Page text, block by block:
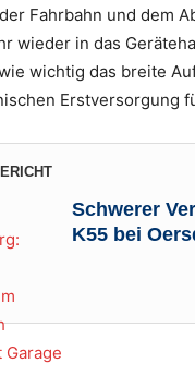
Traunstein
Fahrbahn und dem
wieder in das
wichtig das breite
Erstversorgung
Schwerer
K55 bei